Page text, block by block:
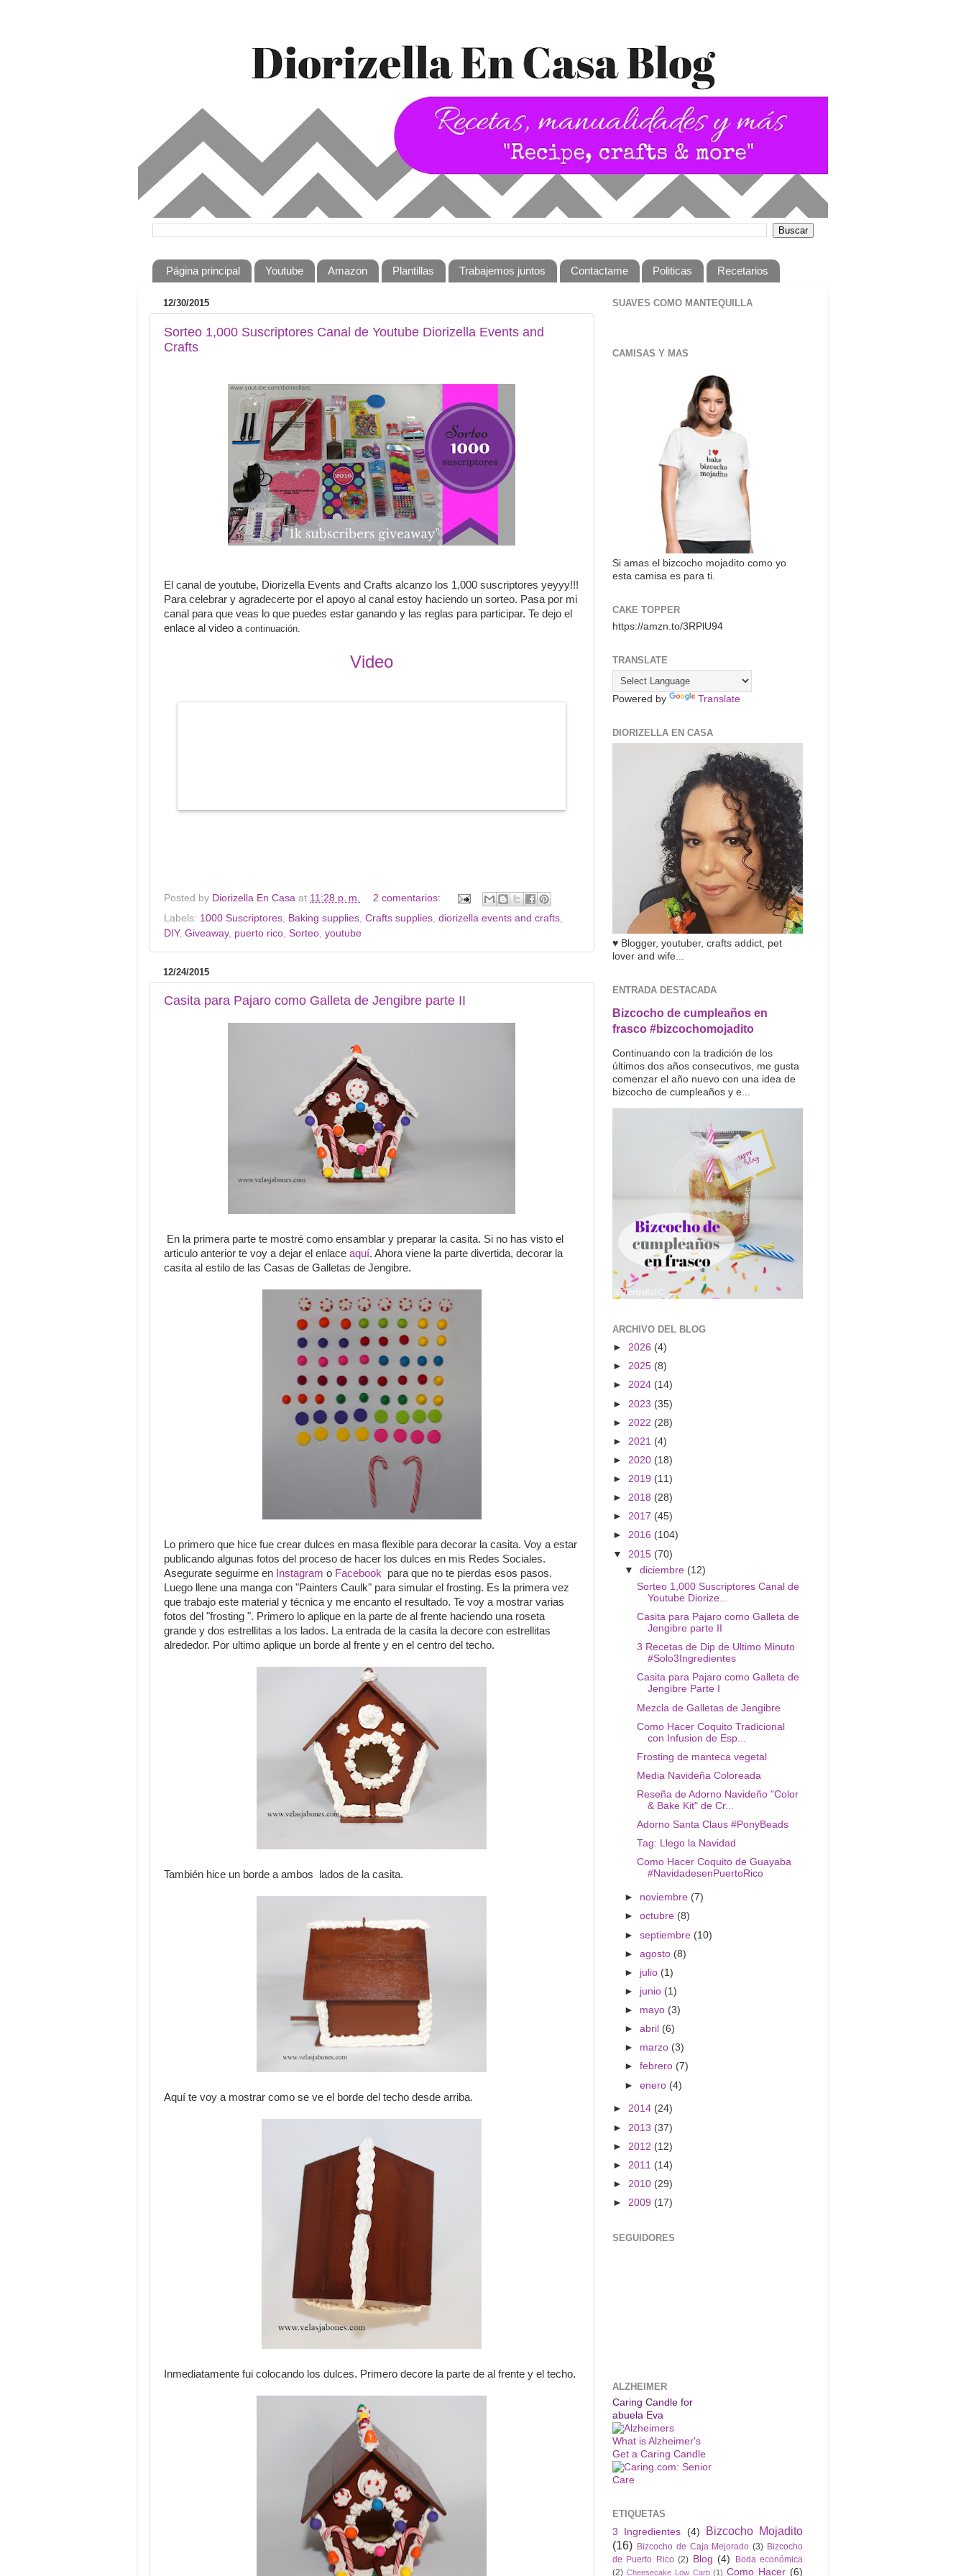
Página principal Youtube Amazon Plantillas Trabajemos juntos Contactame Politicas Recetarios
12/30/2015
Sorteo 1,000 Suscriptores Canal de Youtube Diorizella Events and
Crafts
El canal de youtube, Diorizella Events and Crafts alcanzo los 1,000 suscriptores yeyyy!!!
Para celebrar y agradecerte por el apoyo al canal estoy haciendo un sorteo. Pasa por mi
canal para que veas lo que puedes estar ganando y las reglas para participar. Te dejo el
enlace al video acontinuación.
Video
Posted by Diorizella En Casa at 11:28 p. m.
2 comentarios:
Labels: 1000 Suscriptores Baking supplies Crafts supplies diorizella events and crafts
DIY, Giveaway, puerto rico Sorteo youtube
12/24/2015
Casita para Pajaro como Galleta de Jengibre parte II
En la primera parte te mostré como ensamblar y preparar la casita. Si no has visto el
articulo anterior te voy a dejar el enlace aquí. Ahora viene la parte divertida, decorar la
casita al estilo de las Casas de Galletas de Jengibre.
Lo primero que hice fue crear dulces en masa flexible para decorar la casita. Voy a estar
publicando algunas fotos del proceso de hacer los dulces en mis Redes Sociales.
Asegurate seguirme en Instagram o Facebook para que no te pierdas esos pasos.
Luego llene una manga con "Painters Caulk" para simular el frosting. Es la primera vez
que trabajo este material y técnica y me encanto el resultado. Te voy a mostrar varias
fotos del "frosting ". Primero lo aplique en la parte de al frente haciendo una roseta
grande y dos estrellitas a los lados. La entrada de la casita la decore con estrellitas
alrededor. Por ultimo aplique un borde al frente y en el centro del techo.
También hice un borde a ambos lados de la casita.
Aquí te voy a mostrar como se ve el borde del techo desde arriba.
Inmediatamente fui colocando los dulces. Primero decore la parte de al frente y el techo.
SUAVES COMO MANTEQUILLA
CAMISAS Y MAS
Si amas el bizcocho mojadito como yo
esta camisa es para ti.
CAKE TOPPER
https://amzn.to/3RPlU94
TRANSLATE
Powered by Translate
DIORIZELLA EN CASA
♥ Blogger, youtuber, crafts addict, pet
lover and wife...
ENTRADA DESTACADA
Bizcocho de cumpleaños en
frasco #bizcochomojadito
Continuando con la tradición de los
últimos dos años consecutivos, me gusta
comenzar el año nuevo con una idea de
bizcocho de cumpleaños y e...
ARCHIVO DEL BLOG
► 2026 (4)
► 2025 (8)
► 2024 (14)
► 2023 (35)
► 2022 (28)
► 2021 (4)
► 2020 (18)
► 2019 (11)
► 2018 (28)
► 2017 (45)
► 2016 (104)
▼ 2015 (70)
▼diciembre (12)
Sorteo 1,000 Suscriptores Canal de
Youtube Diorize...
Casita para Pajaro como Galleta de
Jengibre parte II
3 Recetas de Dip de Ultimo Minuto
#Solo3Ingredientes
Casita para Pajaro como Galleta de
Jengibre Parte I
Mezcla de Galletas de Jengibre
Como Hacer Coquito Tradicional
con Infusion de Esp...
Frosting de manteca vegetal
Media Navideña Coloreada
Reseña de Adorno Navideño "Color
& Bake Kit" de Cr...
Adorno Santa Claus #PonyBeads
Tag: Llego la Navidad
Como Hacer Coquito de Guayaba
#NavidadesenPuertoRico
► noviembre (7)
►octubre (8)
►septiembre (10)
►agosto (8)
► julio (1)
► junio (1)
► mayo (3)
►abril (6)
► marzo (3)
►febrero (7)
►enero (4)
► 2014 (24)
► 2013 (37)
► 2012 (12)
► 2011 (14)
► 2010 (29)
► 2009 (17)
SEGUIDORES
ALZHEIMER
Caring Candle for
abuela Eva
What is Alzheimer's
Get a Caring Candle
ETIQUETAS
3 Ingredientes
(4)
Bizcocho Mojadito
(16) Bizcocho de Caja Mejorado (3) Bizcocho
de Puerto Rico (2) Blog (4)
Boda económica
(2) Cheesecake Low Carb (1) Como Hacer (6)